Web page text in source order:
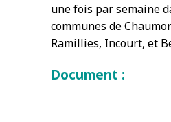
une fois par semaine
communes de
Ramillies, Incourt, et
Document :